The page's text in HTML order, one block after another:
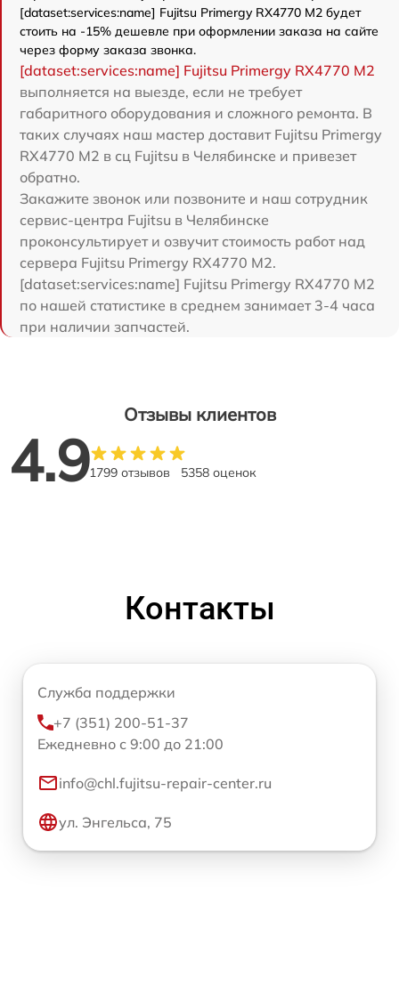
[dataset:services:name] Fujitsu Primergy RX4770 M2 будет
стоить на -15% дешевле при оформлении заказа на сайте
через форму заказа звонка.
[dataset:services:name] Fujitsu Primergy RX4770 M2
выполняется на выезде, если не требует
габаритного оборудования и сложного ремонта. В
таких случаях наш мастер доставит Fujitsu Primergy
RX4770 M2 в сц Fujitsu в Челябинске и привезет
обратно.
Закажите звонок или позвоните и наш сотрудник
сервис-центра Fujitsu в Челябинске
проконсультирует и озвучит стоимость работ над
сервера Fujitsu Primergy RX4770 M2.
[dataset:services:name] Fujitsu Primergy RX4770 M2
по нашей статистике в среднем занимает 3-4 часа
при наличии запчастей.
Отзывы клиентов
4.91799 отзывов 5358 оценок
Контакты
Служба поддержки
+7 (351) 200-51-37
Ежедневно с 9:00 до 21:00
info@chl.fujitsu-repair-center.ru
ул. Энгельса, 75